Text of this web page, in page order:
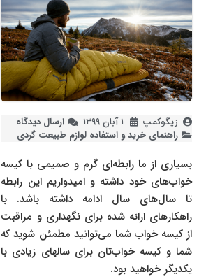
زیگوکمپ ۱ آبان ۱۳۹۹
ارسال دیدگاه
راهنمای خرید و استفاده لوازم طبیعت ‌گردی
بسیاری از ما رابطه‌ای گرم و صمیمی با کیسه
خواب‌های خود داشته و امیدواریم این رابطه
تا سال‌های سال ادامه داشته باشد. با
راهکارهای ارائه شده برای نگهداری و مراقبت
از کیسه خواب شما می­‌توانید مطمئن شوید که
شما و کیسه خواب‌تان برای سالهای زیادی با
یکدیگر خواهید بود.